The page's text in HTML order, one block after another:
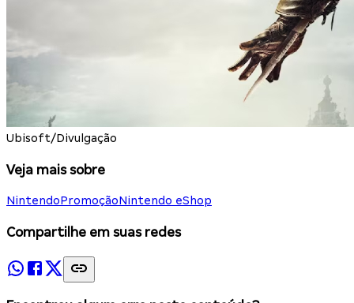
Ubisoft/Divulgação
Veja mais sobre
NintendoPromoçãoNintendo eShop
Compartilhe em suas redes